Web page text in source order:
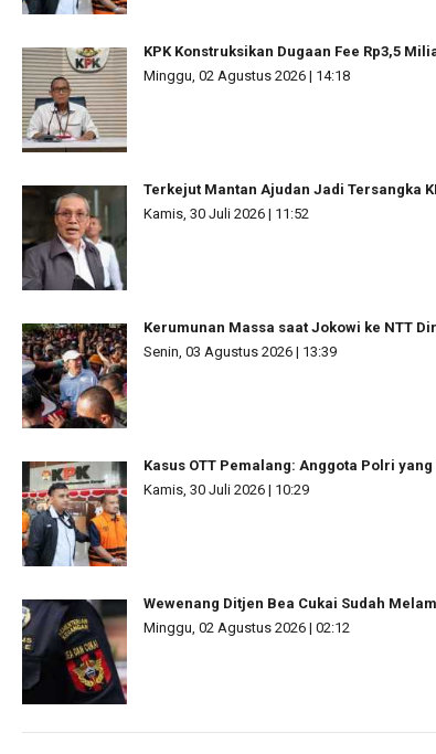
KPK Konstruksikan Dugaan Fee Rp3,5
Minggu, 02 Agustus 2026 | 14:18
Terkejut Mantan Ajudan Jadi Tersangka
Kamis, 30 Juli 2026 | 11:52
Kerumunan Massa saat Jokowi ke NTT
Senin, 03 Agustus 2026 | 13:39
Kasus OTT Pemalang: Anggota Polri
Kamis, 30 Juli 2026 | 10:29
Wewenang Ditjen Bea Cukai Sudah
Minggu, 02 Agustus 2026 | 02:12